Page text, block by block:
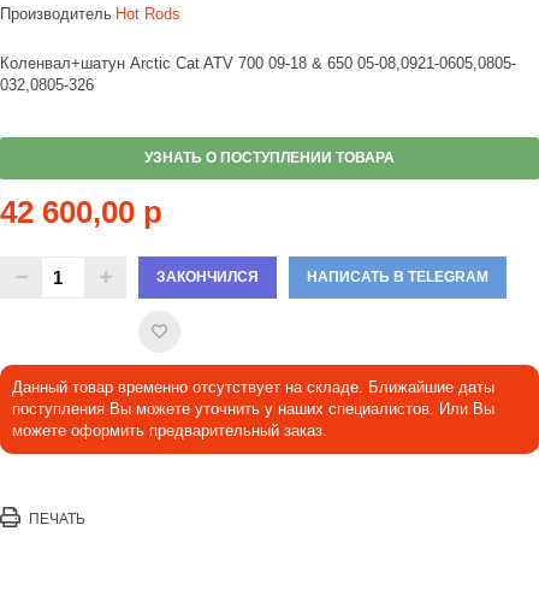
Производитель Hot Rods
Коленвал+шатун Arctic Cat ATV 700 09-18 & 650 05-08,0921-0605,0805-
032,0805-326
УЗНАТЬ О ПОСТУПЛЕНИИ ТОВАРА
42 600,00 р
ЗАКОНЧИЛСЯ НАПИСАТЬ В TELEGRAM
Данный товар временно отсутствует на складе. Ближайшие даты
поступления Вы можете уточнить у наших специалистов. Или Вы
можете оформить предварительный заказ.
ПЕЧАТЬ